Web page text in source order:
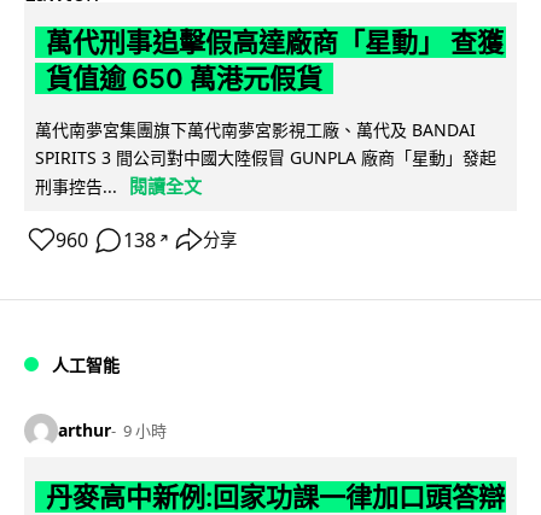
萬代刑事追擊假高達廠商「星動」 查獲
貨值逾 650 萬港元假貨
萬代南夢宮集團旗下萬代南夢宮影視工廠、萬代及 BANDAI
SPIRITS 3 間公司對中國大陸假冒 GUNPLA 廠商「星動」發起
刑事控告...
閱讀全文
960 138 ↗ 分享
人工智能
arthur 9 小時
丹麥高中新例:回家功課一律加口頭答辯